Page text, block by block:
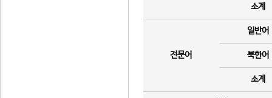
소계
전문어
일반어
북한어
소계